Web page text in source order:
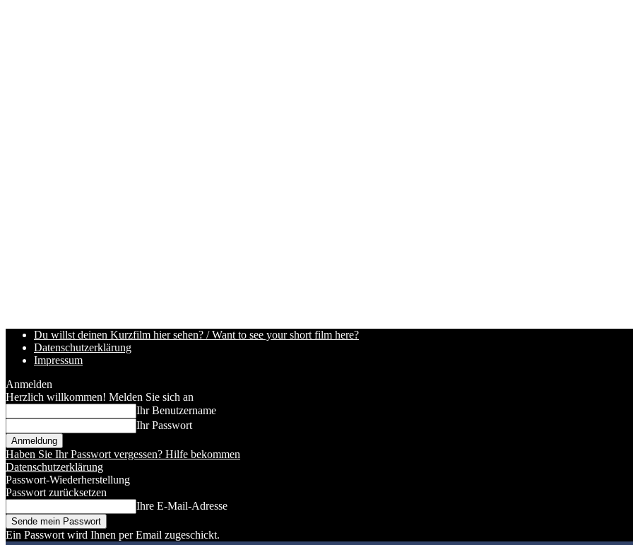
Du willst deinen Kurzfilm hier sehen? / Want to see your short film here?
Datenschutzerklärung
Impressum
Anmelden
Herzlich willkommen! Melden Sie sich an
Ihr Benutzername
Ihr Passwort
Haben Sie Ihr Passwort vergessen? Hilfe bekommen
Datenschutzerklärung
Passwort-Wiederherstellung
Passwort zurücksetzen
Ihre E-Mail-Adresse
Ein Passwort wird Ihnen per Email zugeschickt.